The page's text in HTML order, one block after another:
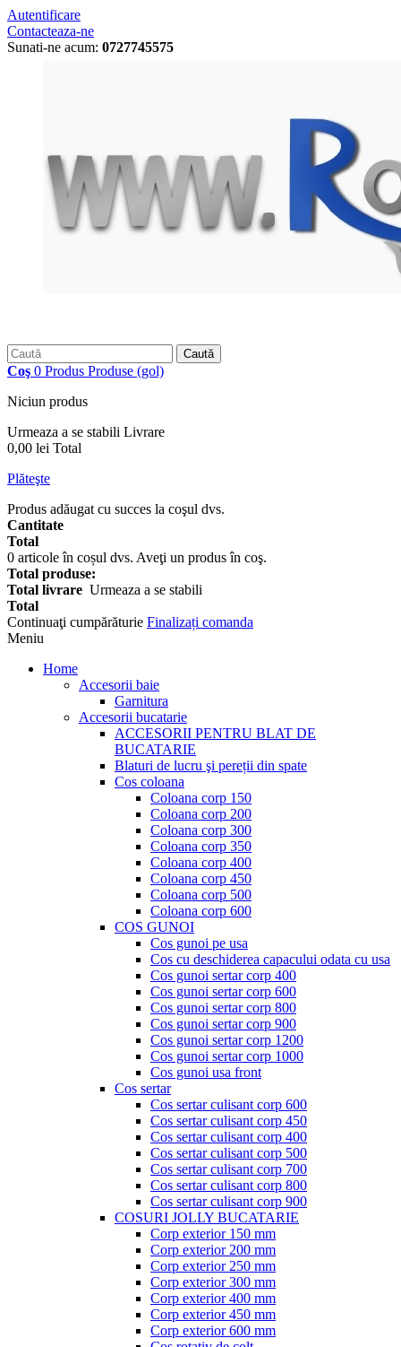
Autentificare
Contacteaza-ne
Sunati-ne acum: 0727745575
Caută
Coş 0 Produs Produse (gol)
Niciun produs
Urmeaza a se stabili Livrare
0,00 lei Total
Plăteşte
Produs adăugat cu succes la coşul dvs.
Cantitate
Total
0 articole în coșul dvs. Aveţi un produs în coş.
Total produse:
Total livrare Urmeaza a se stabili
Total
Continuaţi cumpărăturie Finalizați comanda
Meniu
Home
Accesorii baie
Garnitura
Accesorii bucatarie
ACCESORII PENTRU BLAT DE
BUCATARIE
Blaturi de lucru şi pereții din spate
Cos coloana
Coloana corp 150
Coloana corp 200
Coloana corp 300
Coloana corp 350
Coloana corp 400
Coloana corp 450
Coloana corp 500
Coloana corp 600
COS GUNOI
Cos gunoi pe usa
Cos cu deschiderea capacului odata cu usa
Cos gunoi sertar corp 400
Cos gunoi sertar corp 600
Cos gunoi sertar corp 800
Cos gunoi sertar corp 900
Cos gunoi sertar corp 1200
Cos gunoi sertar corp 1000
Cos gunoi usa front
Cos sertar
Cos sertar culisant corp 600
Cos sertar culisant corp 450
Cos sertar culisant corp 400
Cos sertar culisant corp 500
Cos sertar culisant corp 700
Cos sertar culisant corp 800
Cos sertar culisant corp 900
COSURI JOLLY BUCATARIE
Corp exterior 150 mm
Corp exterior 200 mm
Corp exterior 250 mm
Corp exterior 300 mm
Corp exterior 400 mm
Corp exterior 450 mm
Corp exterior 600 mm